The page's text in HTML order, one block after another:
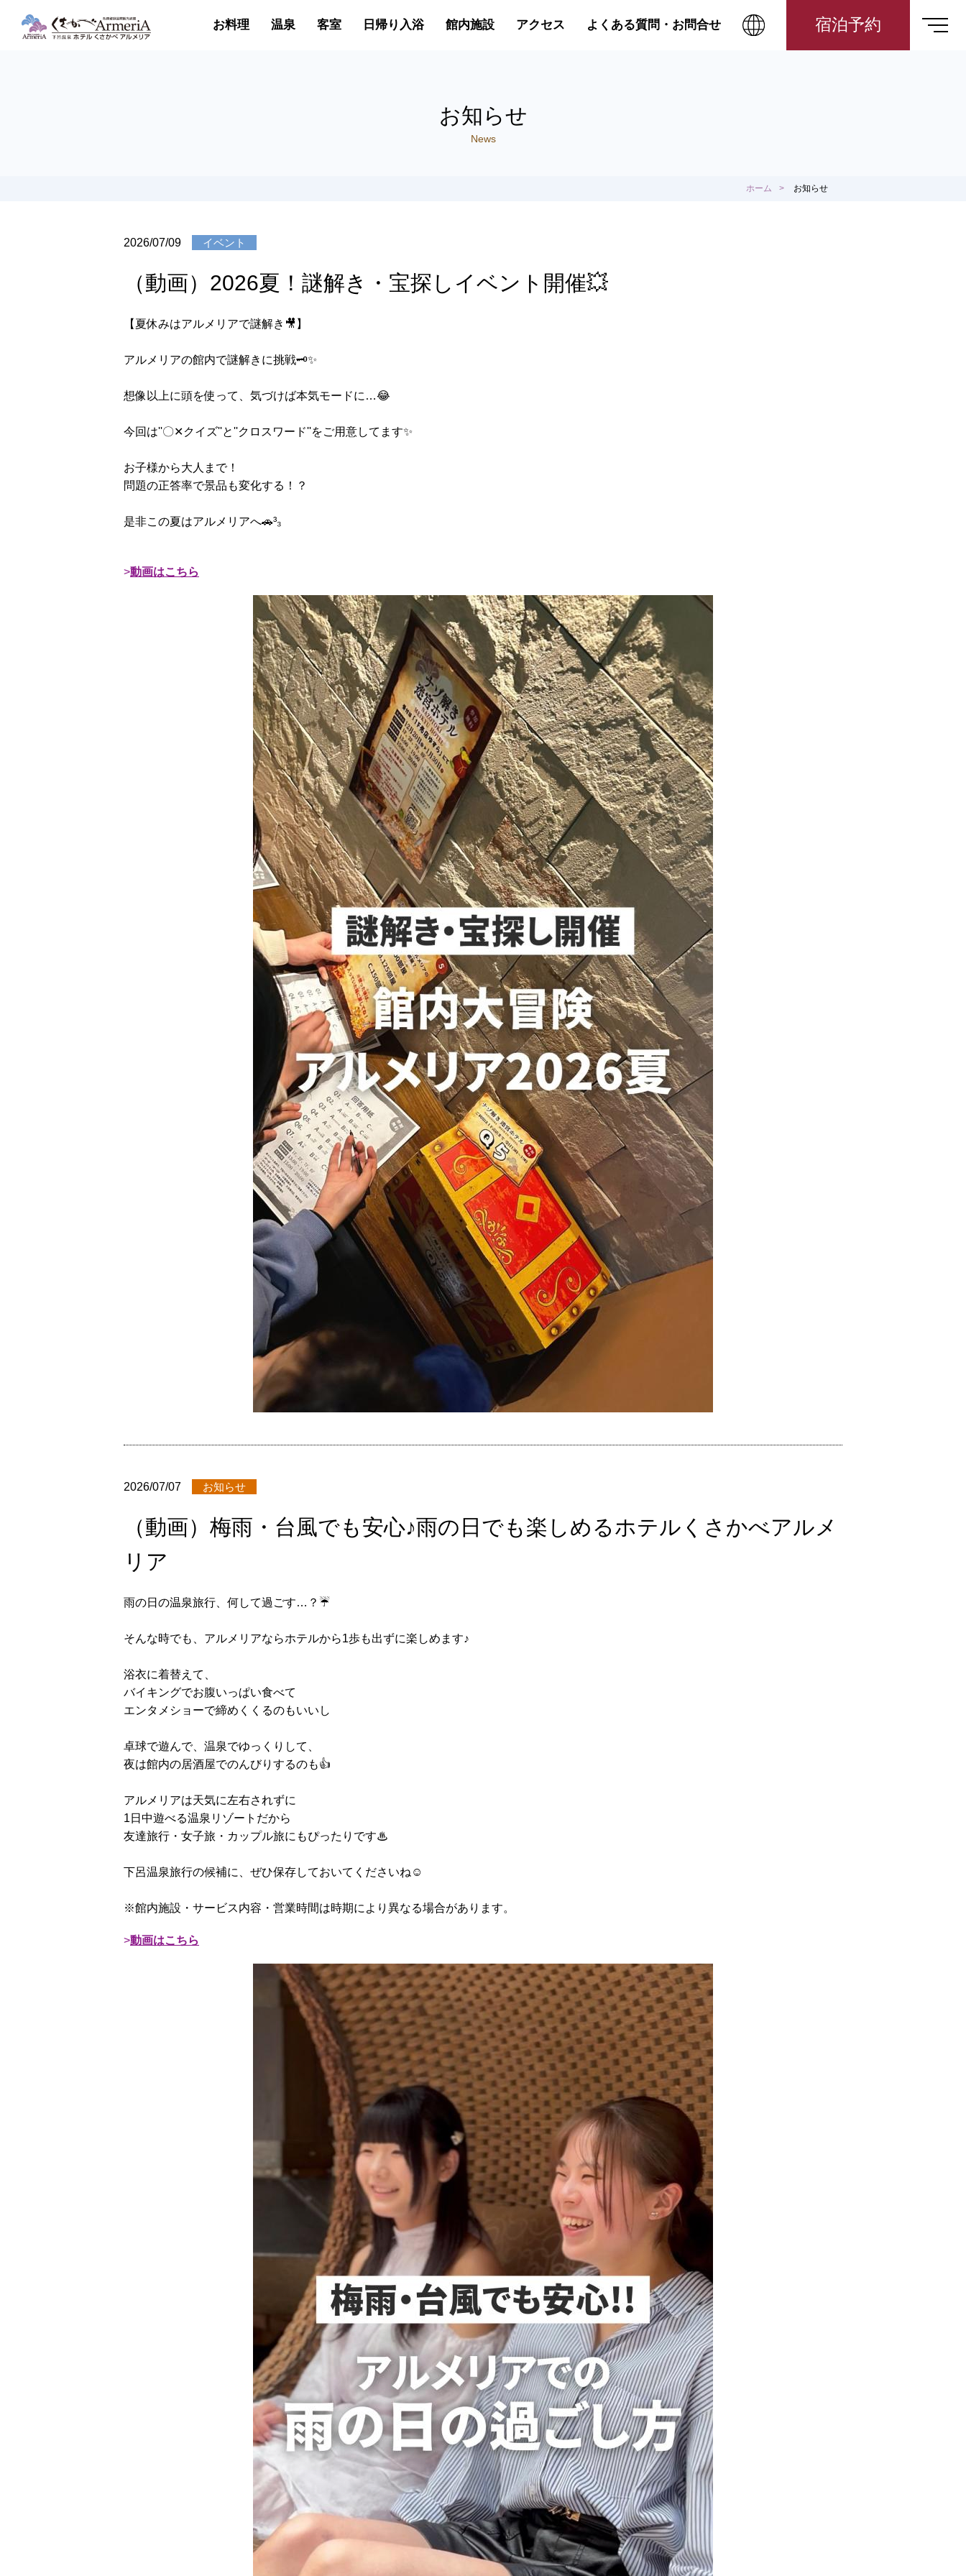
お料理 温泉 客室 日帰り入浴 館内施設 アクセス よくある質問・お問合せ 宿泊予約
お知らせ
News
ホーム お知らせ
2026/07/09 イベント
（動画）2026夏！謎解き・宝探しイベント開催💥
【夏休みはアルメリアで謎解き🎥】
アルメリアの館内で謎解きに挑戦🗝️✨
想像以上に頭を使って、気づけば本気モードに…😂
今回は''〇‪✕‬‪‪クイズ''と''クロスワード''をご用意してます✨️
お子様から大人まで！
問題の正答率で景品も変化する！？
是非この夏はアルメリアへ🚗³₃
動画はこちら
2026/07/07 お知らせ
（動画）梅雨・台風でも安心♪雨の日でも楽しめるホテルくさかべアルメ
リア
雨の日の温泉旅行、何して過ごす…？☔️
そんな時でも、アルメリアならホテルから1歩も出ずに楽しめます♪
浴衣に着替えて、
バイキングでお腹いっぱい食べて
エンタメショーで締めくくるのもいいし
卓球で遊んで、温泉でゆっくりして、
夜は館内の居酒屋でのんびりするのも👍
アルメリアは天気に左右されずに
1日中遊べる温泉リゾートだから
友達旅行・女子旅・カップル旅にもぴったりです♨︎
下呂温泉旅行の候補に、ぜひ保存しておいてくださいね☺️
※館内施設・サービス内容・営業時間は時期により異なる場合があります。
動画はこちら